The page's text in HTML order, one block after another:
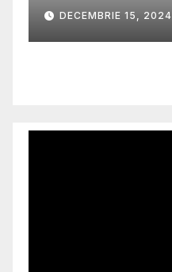
DECEMBRIE 15, 2024